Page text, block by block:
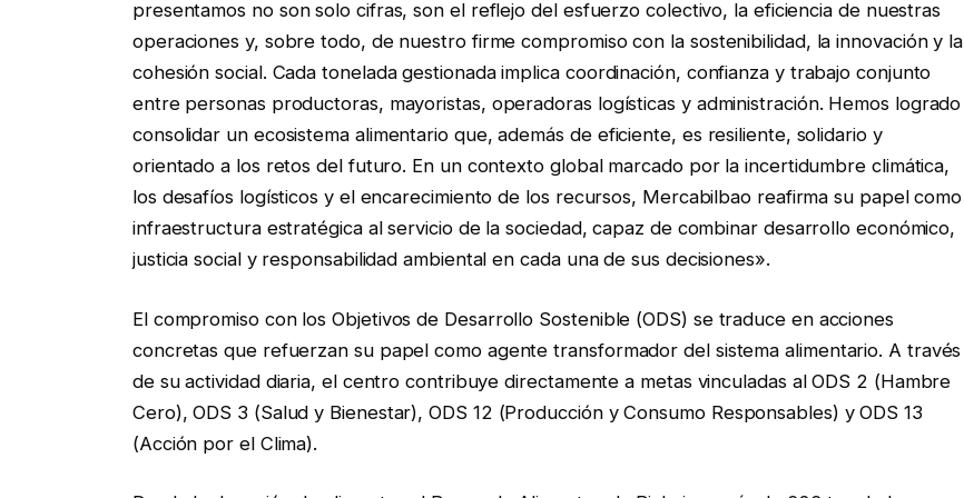
presentamos no son solo cifras, son el reflejo del esfuerzo colectivo, la eficiencia de nuestras
operaciones y, sobre todo, de nuestro firme compromiso con la sostenibilidad, la innovación y la
cohesión social. Cada tonelada gestionada implica coordinación, confianza y trabajo conjunto
entre personas productoras, mayoristas, operadoras logísticas y administración. Hemos logrado
consolidar un ecosistema alimentario que, además de eficiente, es resiliente, solidario y
orientado a los retos del futuro. En un contexto global marcado por la incertidumbre climática,
los desafíos logísticos y el encarecimiento de los recursos, Mercabilbao reafirma su papel como
infraestructura estratégica al servicio de la sociedad, capaz de combinar desarrollo económico,
justicia social y responsabilidad ambiental en cada una de sus decisiones».
El compromiso con los Objetivos de Desarrollo Sostenible (ODS) se traduce en acciones
concretas que refuerzan su papel como agente transformador del sistema alimentario. A través
de su actividad diaria, el centro contribuye directamente a metas vinculadas al ODS 2 (Hambre
Cero), ODS 3 (Salud y Bienestar), ODS 12 (Producción y Consumo Responsables) y ODS 13
(Acción por el Clima).